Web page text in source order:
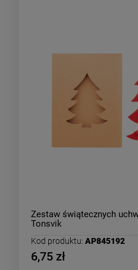
Zestaw świątecznych
Tonsvik
Kod produktu: AP845192
6,75 zł